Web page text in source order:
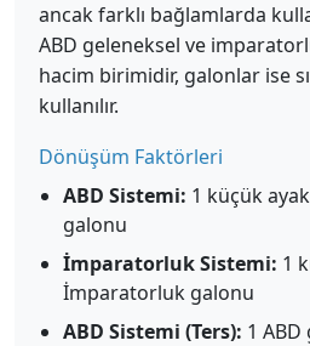
ancak farklı bağlamlarda
ABD geleneksel ve
hacim birimidir, galonlar ise
kullanılır.
Dönüşüm Faktörleri
ABD Sistemi: 1 küçük
galonu
İmparatorluk Sistemi: 1
İmparatorluk galonu
ABD Sistemi (Ters): 1 ABD